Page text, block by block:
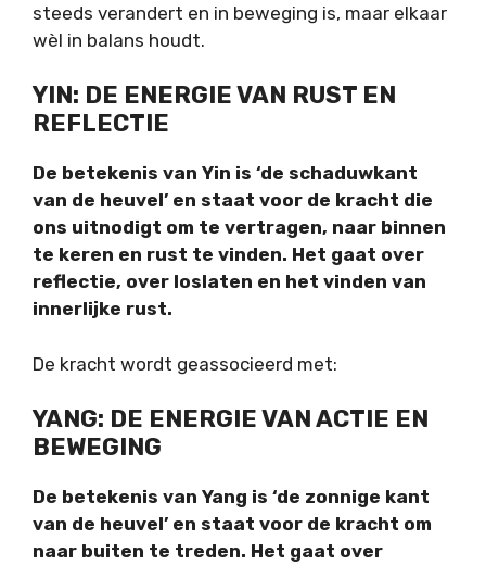
steeds verandert en in beweging is, maar elkaar
wèl in balans houdt.
YIN: DE ENERGIE VAN RUST EN
REFLECTIE
De betekenis van Yin is ‘de schaduwkant
van de heuvel’ en staat voor de kracht die
ons uitnodigt om te vertragen, naar binnen
te keren en rust te vinden. Het gaat over
reflectie, over loslaten en het vinden van
innerlijke rust.
De kracht wordt geassocieerd met:
YANG: DE ENERGIE VAN ACTIE EN
BEWEGING
De betekenis van Yang is ‘de zonnige kant
van de heuvel’ en staat voor de kracht om
naar buiten te treden. Het gaat over